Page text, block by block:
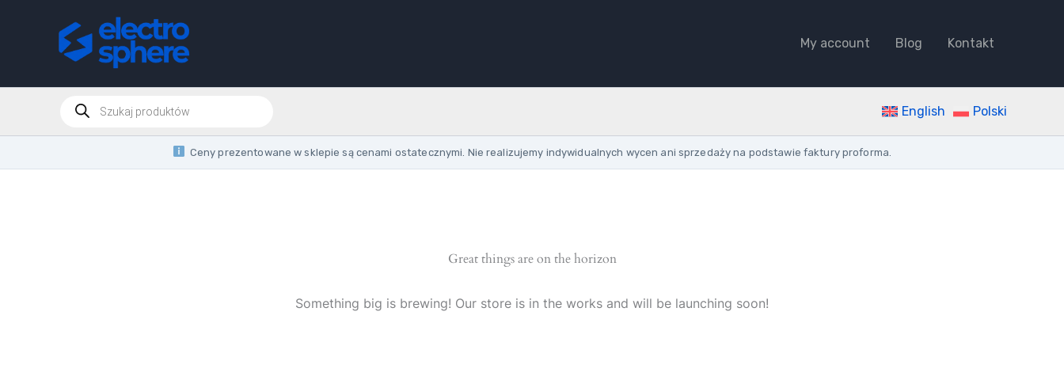
My account Blog Kontakt
Products
search
English Polski
Ceny prezentowane w sklepie są cenami ostatecznymi. Nie realizujemy indywidualnych wycen ani sprzedaży na podstawie faktury proforma.
Great things are on the horizon
Something big is brewing! Our store is in the works and will be launching soon!
75W
DIMMABLE
2700K
1055LM
A60